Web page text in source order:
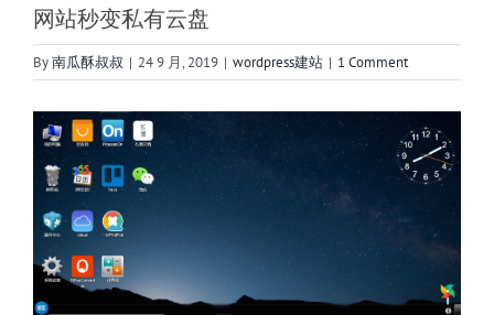
网站秒变私有云盘
By南瓜酥叔叔 | 24 9 月, 2019 | wordpress建站 | 1 Comment
View
Larger
Image